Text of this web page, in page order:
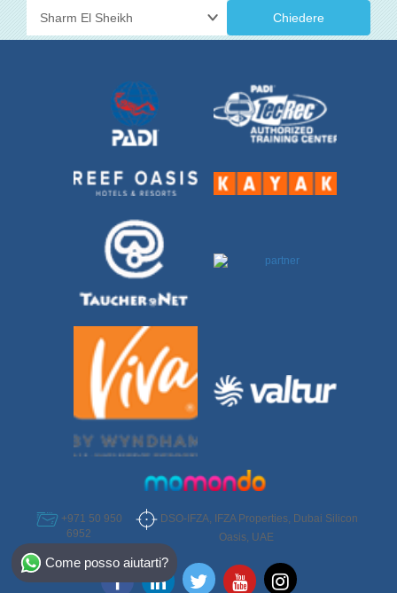
Chiedere
+971 50 950
6952
DSO-IFZA, IFZA Properties, Dubai Silicon
Oasis, UAE
Come posso aiutarti?
Select Destination
Egypt